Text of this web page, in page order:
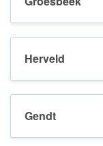
Herveld
Gendt